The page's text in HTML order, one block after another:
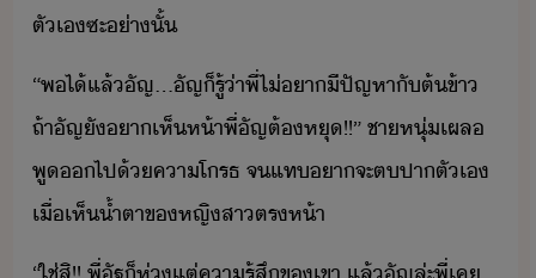
ตัเ​ซะ​่าั้
“​พไ้​แล้​ัญ​...​ัญ​็​รู้​่า​พี่​ไ่​า​ีปัญหา​ั​ต้​ข้า​
ถ้า​ัญ​ั​า​เห็​ห้า​พี่​ัญ​ต้​หุ​!​!​”​ ​ชาหุ่​เผล​
พู​​ไป​้​คาโรธ​ ​จ​แท​า​จะ​ต​ปา​ตัเ​
เื่​เห็​้ำตา​ข​หญิสา​ตรห้า